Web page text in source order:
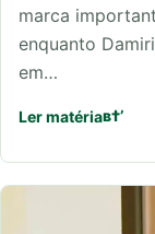
marca
enquanto
em…
Ler matéria